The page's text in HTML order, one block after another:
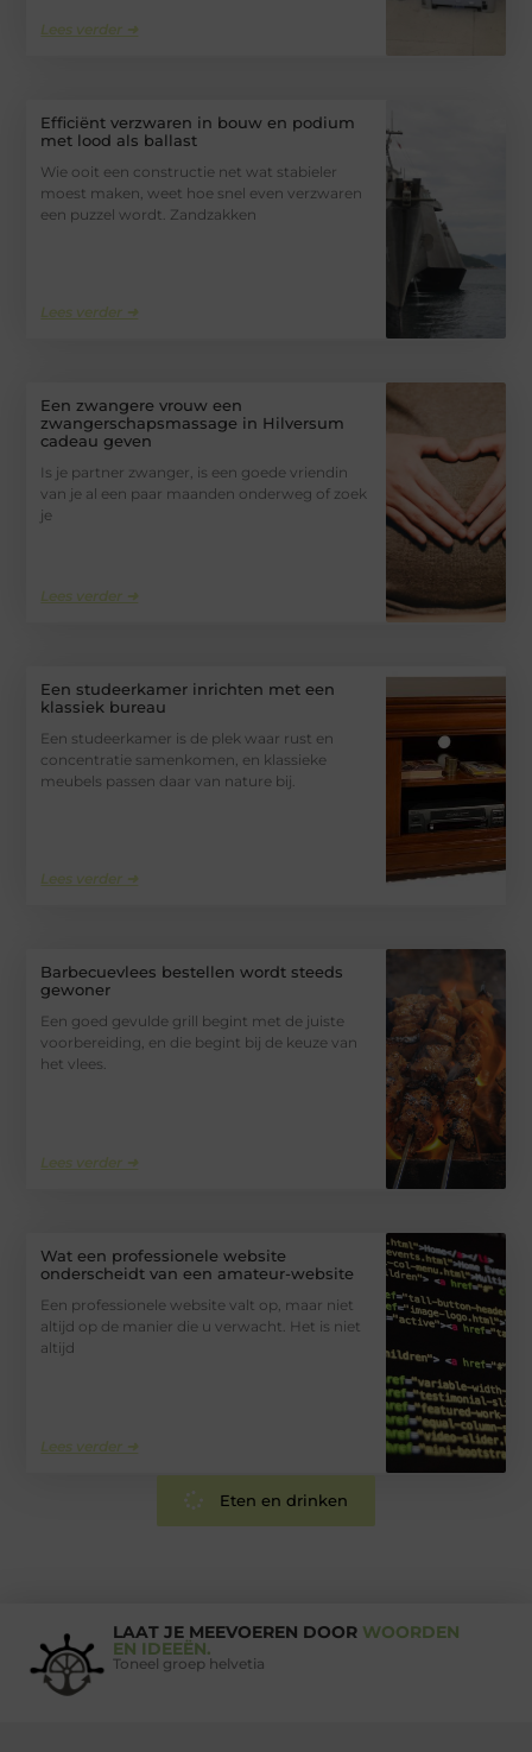
Lees verder ➜
Efficiënt verzwaren in bouw en podium
met lood als ballast
Wie ooit een constructie net wat stabieler
moest maken, weet hoe snel even verzwaren
een puzzel wordt. Zandzakken
Lees verder ➜
Een zwangere vrouw een
zwangerschapsmassage in Hilversum
cadeau geven
Is je partner zwanger, is een goede vriendin
van je al een paar maanden onderweg of zoek
je
Lees verder ➜
Een studeerkamer inrichten met een
klassiek bureau
Een studeerkamer is de plek waar rust en
concentratie samenkomen, en klassieke
meubels passen daar van nature bij.
Lees verder ➜
Barbecuevlees bestellen wordt steeds
gewoner
Een goed gevulde grill begint met de juiste
voorbereiding, en die begint bij de keuze van
het vlees.
Lees verder ➜
Wat een professionele website
onderscheidt van een amateur-website
Een professionele website valt op, maar niet
altijd op de manier die u verwacht. Het is niet
altijd
Lees verder ➜
Eten en drinken
LAAT JE MEEVOEREN DOOR WOORDEN
EN IDEEËN.
Toneel groep helvetia